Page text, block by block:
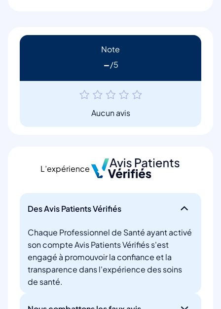
Note
-
Aucun avis
L’expérience
Des Avis Patients Vérifiés
Chaque Professionnel de Santé ayant activé
son compte Avis Patients Vérifiés s'est
engagé à promouvoir la confiance et la
transparence dans l'expérience des soins
de santé.